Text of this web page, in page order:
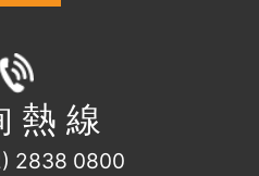
熱 線
2838 0800